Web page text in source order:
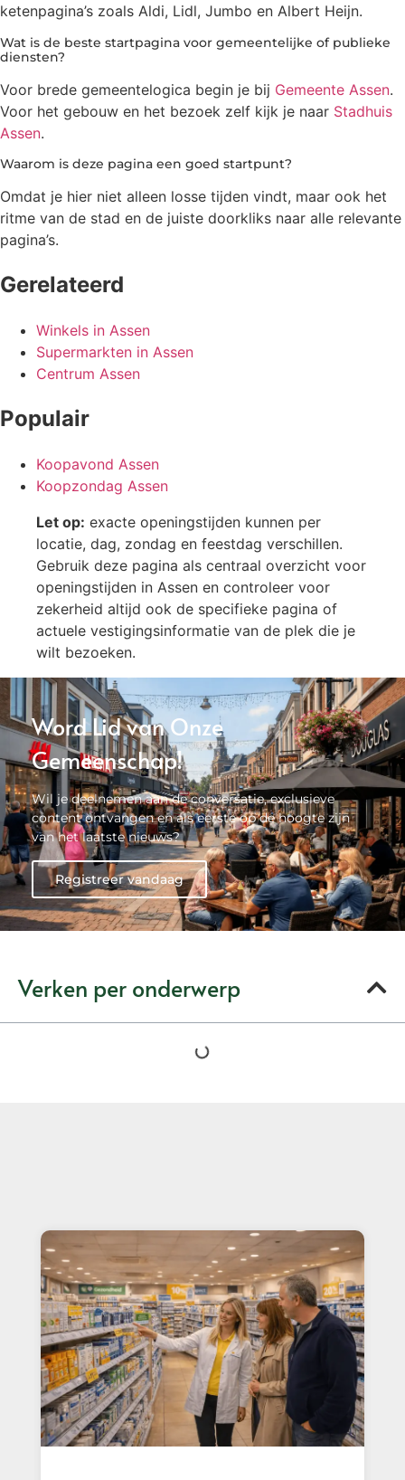
ketenpagina’s zoals Aldi, Lidl, Jumbo en Albert Heijn.
Wat is de beste startpagina voor gemeentelijke of publieke
diensten?
Voor brede gemeentelogica begin je bij Gemeente Assen.
Voor het gebouw en het bezoek zelf kijk je naar Stadhuis
Assen.
Waarom is deze pagina een goed startpunt?
Omdat je hier niet alleen losse tijden vindt, maar ook het
ritme van de stad en de juiste doorkliks naar alle relevante
pagina’s.
Gerelateerd
Winkels in Assen
Supermarkten in Assen
Centrum Assen
Populair
Koopavond Assen
Koopzondag Assen
Let op: exacte openingstijden kunnen per
locatie, dag, zondag en feestdag verschillen.
Gebruik deze pagina als centraal overzicht voor
openingstijden in Assen en controleer voor
zekerheid altijd ook de specifieke pagina of
actuele vestigingsinformatie van de plek die je
wilt bezoeken.
Word Lid van Onze
Gemeenschap!
Wil je deelnemen aan de conversatie, exclusieve
content ontvangen en als eerste op de hoogte zijn
van het laatste nieuws?
Registreer vandaag
Verken per onderwerp